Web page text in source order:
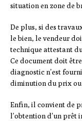
situation en zone de
De plus, si des
le bien, le vendeur
technique attestant
Ce document doit
diagnostic n’est
diminution du prix ou
Enfin, il convient de
l’obtention d’un prêt